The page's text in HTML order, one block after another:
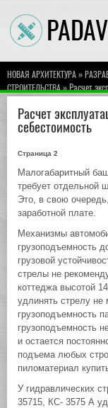
НОВАЯ АРХИТЕКТУРА»
СТРОИТЕЛЬСТВА» Расчет
Расчет
себестоимость
Страница 2
Малогабаритный
требует отдельной
Это, в свою
заработной плате.
Механизмы
грузоподъемность
грузовой
стрелы не
коттеджа высотой
удлинять стрелу
грузоподъемность
грузоподъемность
и остается
подъема любых
пиломатериал
У гидравлических
35715, КС- 3575 А